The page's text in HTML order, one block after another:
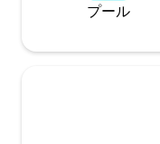
プール